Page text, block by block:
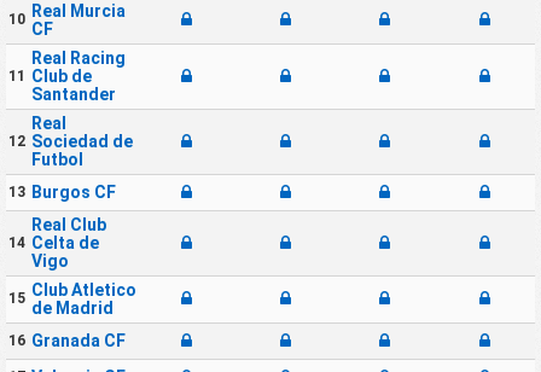
10 Real Murcia
CF
11
Real Racing
Club de
Santander
12
Real
Sociedad de
Futbol
13 Burgos CF
14
Real Club
Celta de
Vigo
15 Club Atletico
de Madrid
16 Granada CF